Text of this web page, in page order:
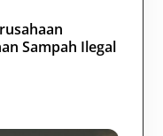
Sampah Ilegal